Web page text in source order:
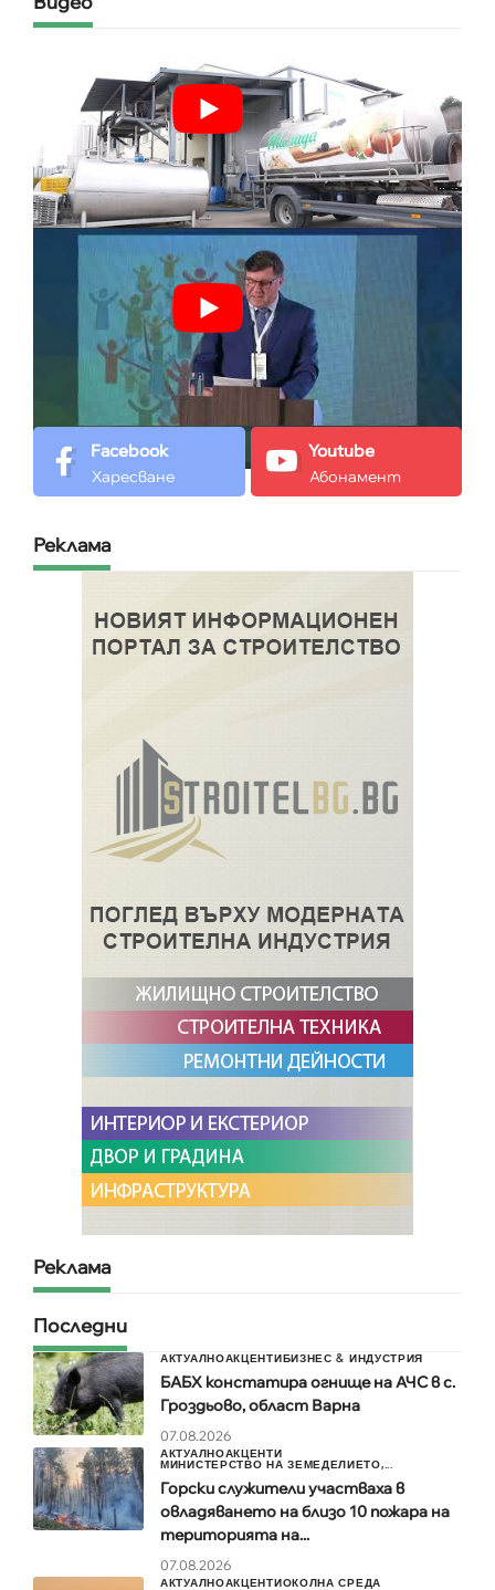
Facebook
Харесване
Youtube
Абонамент
Реклама
Реклама
Последни
АКТУАЛНОАКЦЕНТИБИЗНЕС & ИНДУСТРИЯ
БАБХ констатира огнище на АЧС в с.
Гроздьово, област Варна
07.08.2026
АКТУАЛНОАКЦЕНТИ
МИНИСТЕРСТВО НА ЗЕМЕДЕЛИЕТО,...
Горски служители участваха в
овладяването на близо 10 пожара на
територията на...
07.08.2026
АКТУАЛНОАКЦЕНТИОКОЛНА СРЕДА